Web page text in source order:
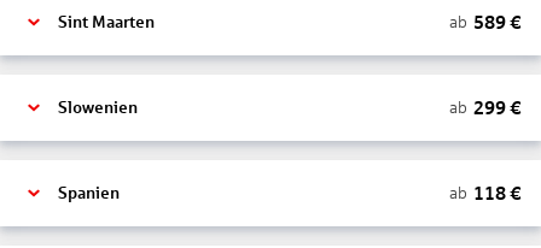
Sint Maarten ab 589€
Slowenien ab 299€
Spanien ab 118€